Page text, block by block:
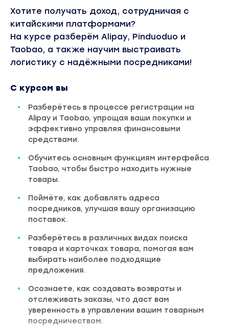
Хотите получать доход, сотрудничая с
китайскими платформами?
На курсе разберём Alipay, Pinduoduo и
Taobao, а также научим выстраивать
логистику с надёжными посредниками!
С курсом вы
Разберётесь в процессе регистрации на
Alipay и Taobao, упрощая ваши покупки и
эффективно управляя финансовыми
средствами.
Обучитесь основным функциям интерфейса
Taobao, чтобы быстро находить нужные
товары.
Поймёте, как добавлять адреса
посредников, улучшая вашу организацию
поставок.
Разберётесь в различных видах поиска
товара и карточках товара, помогая вам
выбирать наиболее подходящие
предложения.
Осознаете, как создавать возвраты и
отслеживать заказы, что даст вам
уверенность в управлении вашим товарным
посредничеством.